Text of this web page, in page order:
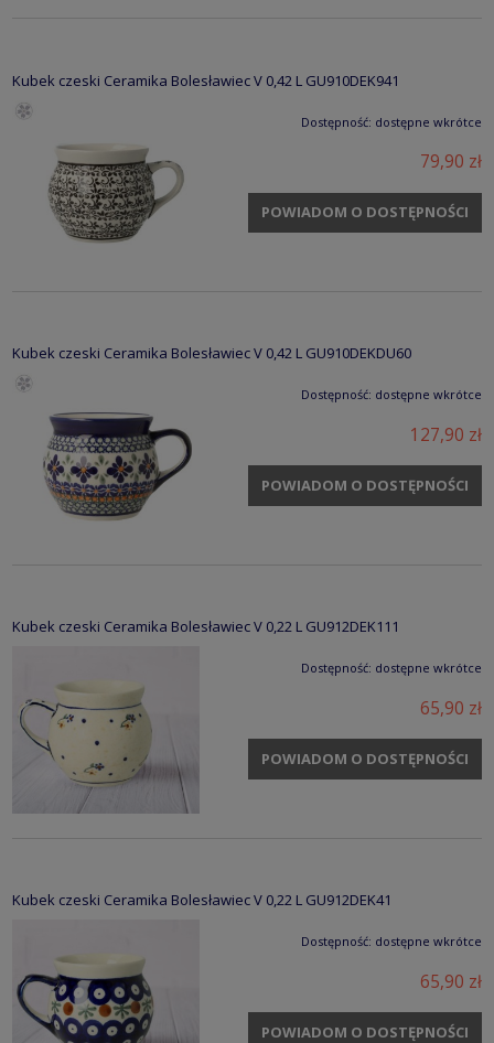
Kubek czeski Ceramika Bolesławiec V 0,42 L GU910DEK941
Dostępność: dostępne wkrótce
79,90 zł
POWIADOM O DOSTĘPNOŚCI
Kubek czeski Ceramika Bolesławiec V 0,42 L GU910DEKDU60
Dostępność: dostępne wkrótce
127,90 zł
POWIADOM O DOSTĘPNOŚCI
Kubek czeski Ceramika Bolesławiec V 0,22 L GU912DEK111
Dostępność: dostępne wkrótce
65,90 zł
POWIADOM O DOSTĘPNOŚCI
Kubek czeski Ceramika Bolesławiec V 0,22 L GU912DEK41
Dostępność: dostępne wkrótce
65,90 zł
POWIADOM O DOSTĘPNOŚCI